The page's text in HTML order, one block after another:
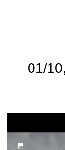
01/